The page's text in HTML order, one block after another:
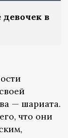
девочек в
— шариата.
что они